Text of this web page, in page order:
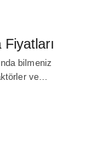
bilmeniz
ve…